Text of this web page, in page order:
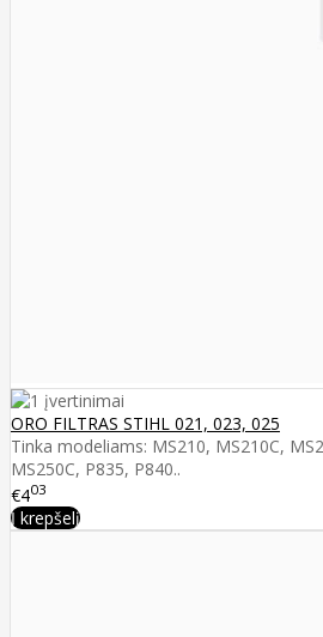
ORO FILTRAS STIHL 021, 023, 025
Tinka modeliams: MS210, MS210C,
MS250C, P835, P840..
€403
Į krepšelį